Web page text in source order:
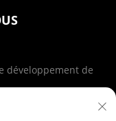
développement de